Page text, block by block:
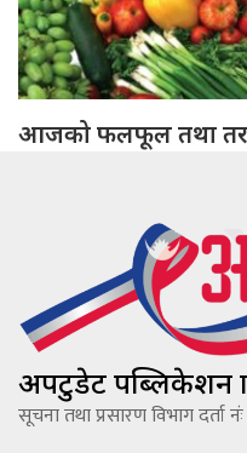
आजको फलफूल तथा
अपटुडेट पब्लिकेशन
सूचना तथा प्रसारण विभाग दर्ता